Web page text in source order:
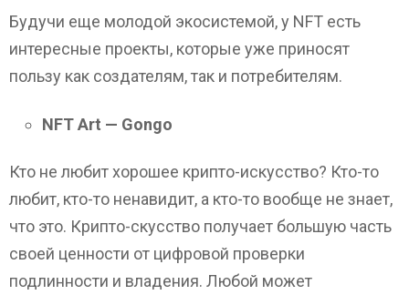
Будучи еще молодой экосистемой, у NFT есть
интересные проекты, которые уже приносят
пользу как создателям, так и потребителям.
NFT Art — Gongo
Кто не любит хорошее крипто-искусство? Кто-то
любит, кто-то ненавидит, а кто-то вообще не знает,
что это. Крипто-скусство получает большую часть
своей ценности от цифровой проверки
подлинности и владения. Любой может